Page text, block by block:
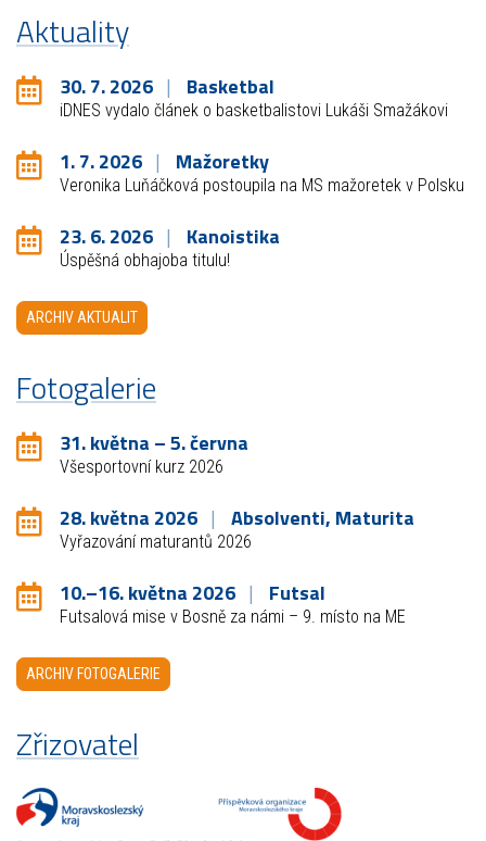
Aktuality
30. 7. 2026 Basketbal
iDNES vydalo článek o basketbalistovi Lukáši Smažákovi
1. 7. 2026 Mažoretky
Veronika Luňáčková postoupila na MS mažoretek v Polsku
23. 6. 2026 Kanoistika
Úspěšná obhajoba titulu!
ARCHIV AKTUALIT
Fotogalerie
31. května – 5. června
Všesportovní kurz 2026
28. května 2026 Absolventi, Maturita
Vyřazování maturantů 2026
10.–16. května 2026 Futsal
Futsalová mise v Bosně za námi – 9. místo na ME
ARCHIV FOTOGALERIE
Zřizovatel